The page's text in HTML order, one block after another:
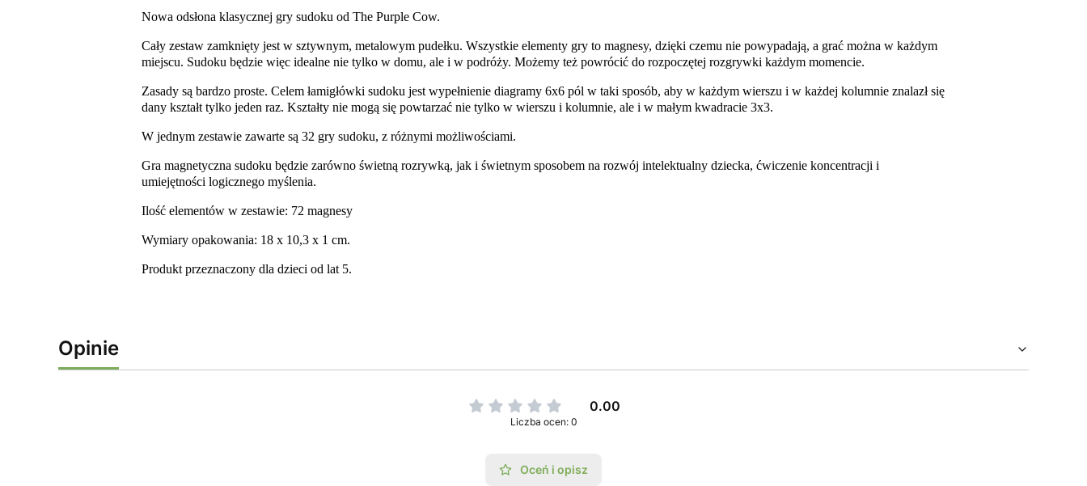
Nowa odsłona klasycznej gry sudoku od The Purple Cow.
Cały zestaw zamknięty jest w sztywnym, metalowym pudełku. Wszystkie elementy gry to magnesy, dzięki czemu nie powypadają, a grać można w każdym
miejscu. Sudoku będzie więc idealne nie tylko w domu, ale i w podróży. Możemy też powrócić do rozpoczętej rozgrywki każdym momencie.
Zasady są bardzo proste. Celem łamigłówki sudoku jest wypełnienie diagramy 6x6 pól w taki sposób, aby w każdym wierszu i w każdej kolumnie znalazł się
dany kształt tylko jeden raz. Kształty nie mogą się powtarzać nie tylko w wierszu i kolumnie, ale i w małym kwadracie 3x3.
W jednym zestawie zawarte są 32 gry sudoku, z różnymi możliwościami.
Gra magnetyczna sudoku będzie zarówno świetną rozrywką, jak i świetnym sposobem na rozwój intelektualny dziecka, ćwiczenie koncentracji i
umiejętności logicznego myślenia.
Ilość elementów w zestawie: 72 magnesy
Wymiary opakowania: 18 x 10,3 x 1 cm.
Produkt przeznaczony dla dzieci od lat 5.
Opinie
0.00
Liczba ocen: 0
Oceń i opisz